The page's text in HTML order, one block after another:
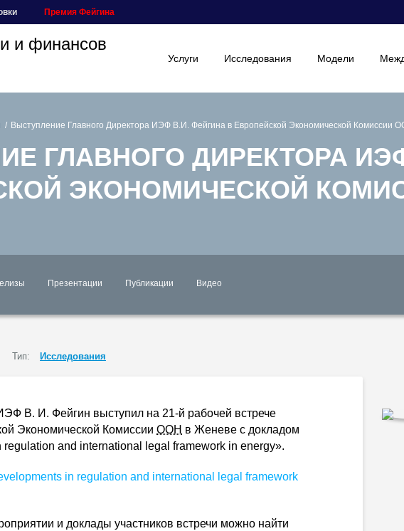
Премия Фейгина
Услуги Исследования Модели
Выступление Главного Директора ИЭФ В.И. Фейгина в Европейской Экономической Комиссии
ГЛАВНОГО ДИРЕКТОРА
ЭКОНОМИЧЕСКОЙ
Презентации Публикации Видео
Тип: Исследования
В. И. Фейгин выступил на 21-й рабочей встрече
Экономической Комиссии ООН в Женеве с докладом
and international legal framework in energy».
in regulation and international legal framework
и доклады участников встречи можно найти